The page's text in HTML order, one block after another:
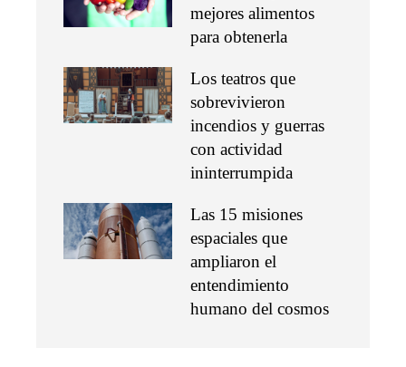
mejores alimentos
para obtenerla
Los teatros que
sobrevivieron
incendios y guerras
con actividad
ininterrumpida
Las 15 misiones
espaciales que
ampliaron el
entendimiento
humano del cosmos